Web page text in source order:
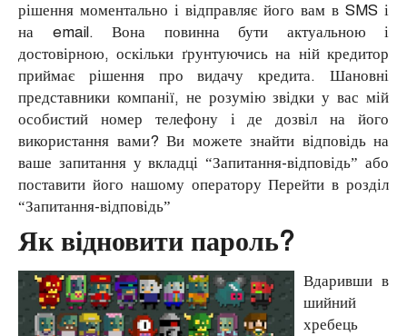
рішення моментально і відправляє його вам в SMS і
на email. Вона повинна бути актуальною і
достовірною, оскільки ґрунтуючись на ній кредитор
приймає рішення про видачу кредита. Шановні
представники компанії, не розумію звідки у вас мій
особистий номер телефону і де дозвіл на його
використання вами? Ви можете знайти відповідь на
ваше запитання у вкладці “Запитання-відповідь” або
поставити його нашому оператору Перейти в розділ
“Запитання-відповідь”
Як відновити пароль?
Вдаривши в
шийний
хребець